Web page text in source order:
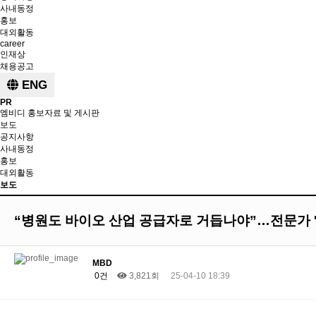
사내동정
홍보
대외활동
career
인재상
채용공고
ENG
PR
엠비디 홍보자료 및 게시판
보도
공지사항
사내동정
홍보
대외활동
보도
“병원도 바이오 산업 공급자로 거듭나야”…전문가
MBD
0건
3,821회 25-04-10 18:39